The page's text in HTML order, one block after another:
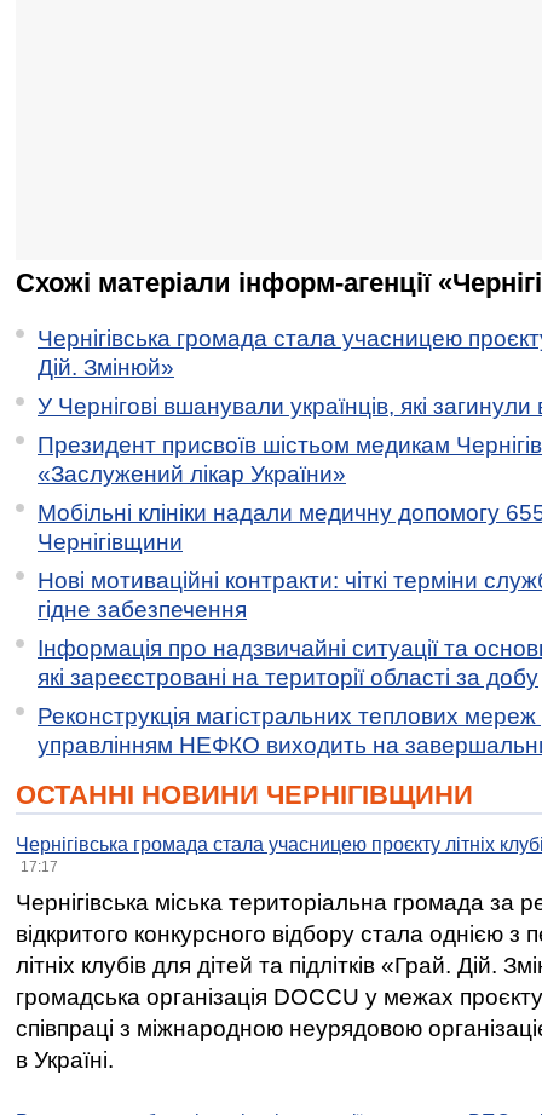
Схожі матеріали інформ-агенції
Чернігівська громада стала учасницею
Дій. Змінюй»
У Чернігові вшанували українців, які загинули
Президент присвоїв шістьом медикам
«Заслужений лікар України»
Мобільні клініки надали медичну допомогу
Чернігівщини
Нові мотиваційні контракти: чіткі терміни
гідне забезпечення
Інформація про надзвичайні ситуації та
які зареєстровані на території області за добу
Реконструкція магістральних теплових мереж
управлінням НЕФКО виходить на
ОСТАННІ НОВИНИ ЧЕРНІГІВЩИНИ
Чернігівська громада стала учасницею проєкту літніх
17:17
Чернігівська міська територіальна громада за
відкритого конкурсного відбору стала однією
літніх клубів для дітей та підлітків «Грай. Дій.
громадська організація DOCCU у межах
співпраці з міжнародною неурядовою
в Україні.